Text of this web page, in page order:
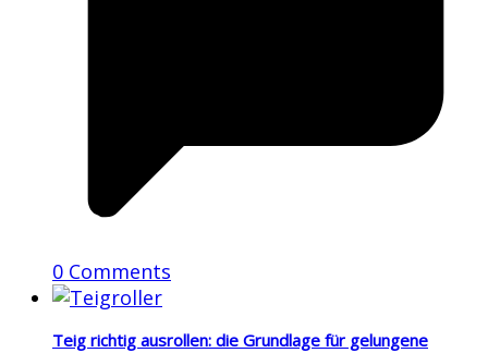
0 Comments
Teig richtig ausrollen: die Grundlage für gelungene